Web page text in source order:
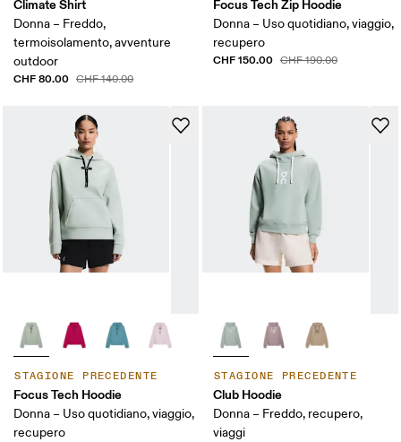
Climate Shirt
Donna – Freddo,
termoisolamento, avventure
outdoor
CHF 80.00 CHF 140.00
Focus Tech Zip Hoodie
Donna – Uso quotidiano, viaggio,
recupero
CHF 150.00 CHF 190.00
STAGIONE PRECEDENTE
Focus Tech Hoodie
Donna – Uso quotidiano, viaggio,
recupero
STAGIONE PRECEDENTE
Club Hoodie
Donna – Freddo, recupero,
viaggi